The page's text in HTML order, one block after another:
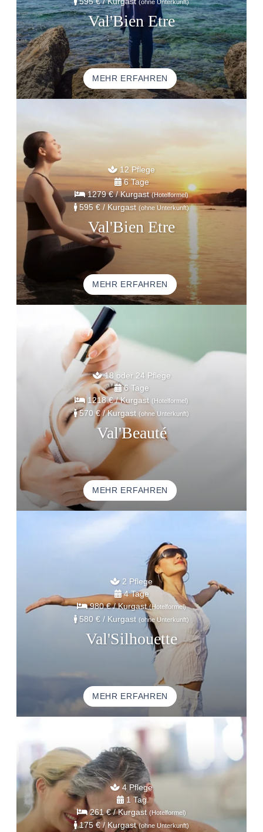
Val'Bien Etre
(ohne Unterkunft)
MEHR ERFAHREN
Val'Bien Etre
12 Pflege
6 Tage
1279 €/ Kurgast(Hotelformel)
595 € / Kurgast (ohne Unterkunft)
MEHR ERFAHREN
Val'Beauté
18 oder 24 Pflege
6 Tage
1218 €/ Kurgast (Hotelformel)
570 €/ Kurgast (ohne Unterkunft)
MEHR ERFAHREN
Val'Silhouette
2 Pflege
4 Tage
980 €/ Kurgast(Hotelformel)
580 € / Kurgast (ohne Unterkunft)
MEHR ERFAHREN
4 Pflege
1 Tag
261 €/ Kurgast (Hotelformel)
175 €/ Kurgast(ohne Unterkunft)
STARTSEITE
UNTERKUNFT
SEMINAR
AKTIVITÄTEN UND TOURISMUS
FOTOGALERIE
GUTE ANGEBOTE